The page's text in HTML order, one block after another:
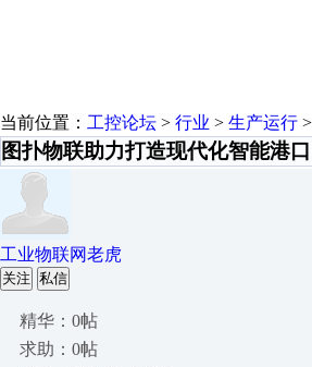
当前位置： 工控论坛 > 行业 > 生产运行 >
图扑物联助力打造现代化智能港口
工业物联网老虎
关注 私信
精华：0帖
求助：0帖